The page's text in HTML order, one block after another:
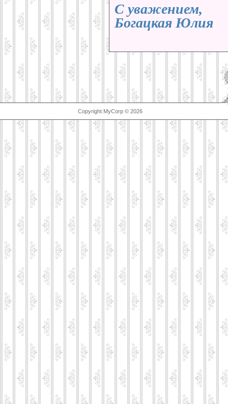
С уважением,
Богацкая Юлия
Copyright MyCorp © 2026